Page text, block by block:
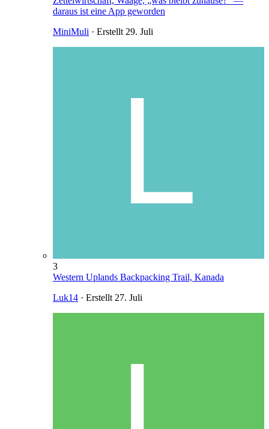
daraus ist eine App geworden
MiniMuli · Erstellt 29. Juli
3
Western Uplands Backpacking Trail, Kanada
Luk14 · Erstellt 27. Juli